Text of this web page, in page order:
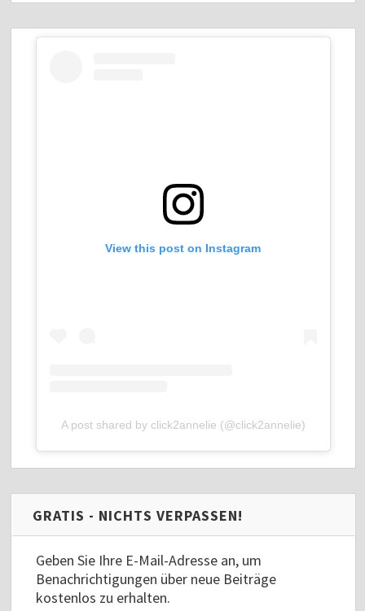
View this post on Instagram
A post shared by click2annelie (@click2annelie)
GRATIS - NICHTS VERPASSEN!
Geben Sie Ihre E-Mail-Adresse an, um
Benachrichtigungen über neue Beiträge
kostenlos zu erhalten.